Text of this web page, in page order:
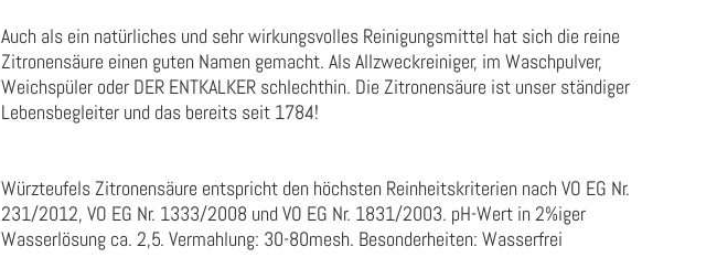
Auch als ein natürliches und sehr wirkungsvolles Reinigungsmittel hat sich die reine
Zitronensäure einen guten Namen gemacht. Als Allzweckreiniger, im Waschpulver,
Weichspüler oder DER ENTKALKER schlechthin. Die Zitronensäure ist unser ständiger
Lebensbegleiter und das bereits seit 1784!
Würzteufels Zitronensäure entspricht den höchsten Reinheitskriterien nach VO EG Nr.
231/2012, VO EG Nr. 1333/2008 und VO EG Nr. 1831/2003. pH-Wert in 2%iger
Wasserlösung ca. 2,5. Vermahlung: 30-80mesh. Besonderheiten: Wasserfrei